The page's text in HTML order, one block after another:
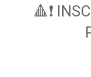
🔺❗️